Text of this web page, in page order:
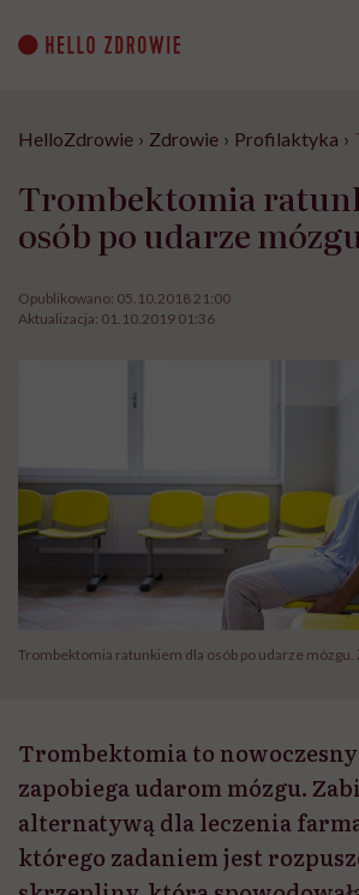
content
HelloZdrowie › Zdrowie › Profilaktyka ›
Trombektomia
osób po udarze
Opublikowano: 05.10.2018 21:00
Aktualizacja: 01.10.2019 01:36
Trombektomia ratunkiem dla osób po udarze mózgu.
Trombektomia to
zapobiega udarom mózgu.
alternatywą dla leczenia
którego zadaniem jest